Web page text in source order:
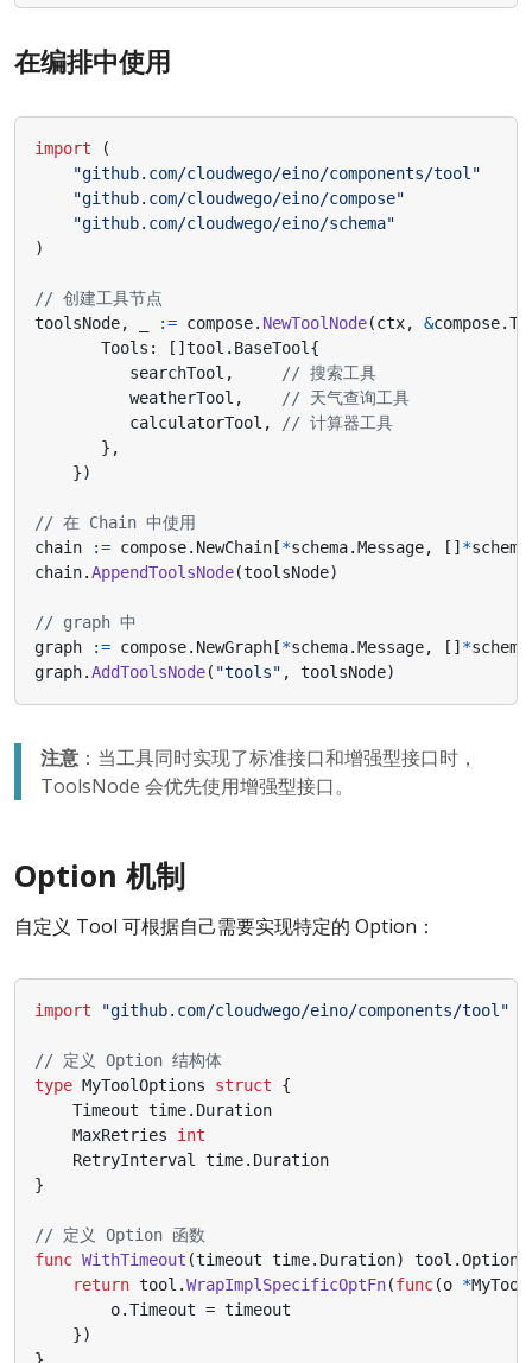
在编排中使用
import
(
"github.com/cloudwego/eino/components/tool"
"github.com/cloudwego/eino/compose"
"github.com/cloudwego/eino/schema"
)
// 创建工具节点
toolsNode, := compose. NewToolNode(ctx, &compose.
Tools : [] tool . BaseTool {
searchTool ,
// 搜索工具
weatherTool ,
// 天气查询工具
calculatorTool ,
// 计算器工具
},
})
// 在 Chain 中使用
chain
:= compose. NewChain [*schema.Message, [] *schema
chain.AppendToolsNode(toolsNode)
// graph 中
graph
:= compose. NewGraph [*schema.Message, [] *schema
graph.AddToolsNode( "tools" , toolsNode)
注意 ：当工具同时实现了标准接口和增强型接口时，
ToolsNode 会优先使用增强型接口。
Option 机制
自定义 Tool 可根据自己需要实现特定的 Option：
import "github.com/cloudwego/eino/components/tool"
// 定义 Option 结构体
type MyToolOptions struct
{
Timeout time. Duration
MaxRetries
int
RetryInterval
time. Duration
}
// 定义 Option 函数
func WithTimeout (timeout time. Duration) tool .Option
return tool .WrapImplSpecificOptFn(func(o *
o.Timeout = timeout
})